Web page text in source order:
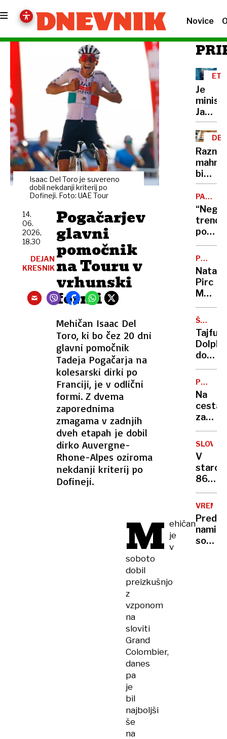
Novice
Isaac Del Toro je suvereno
dobil nekdanji kriterij po
Dofineji. Foto: UAE Tour
Pogačarjev
glavni
pomočnik
na Touru v
vrhunski
formi
Mehičan Isaac Del
Toro, ki bo čez 20 dni
glavni pomočnik
Tadeja Pogačarja na
kolesarski dirki po
Franciji, je v odlični
formi. Z dvema
zaporednima
zmagama v zadnjih
dveh etapah je dobil
dirko Auvergne-
Rhone-Alpes oziroma
nekdanji kriterij po
Dofineji.
14.
06.
2026,
18.30
DEJAN
KRESNIK
M ehičan
je
v
soboto
dobil
preizkušnjo
z
vzponom
na
sloviti
Grand
Colombier,
danes
pa
je
bil
najboljši
še
na
Je
Janez
Cigler
Kralj
le
ali
Razni
bi
kar
PADEC
trend
porabe
piva
se
ne
bo
na
noben
način”
PO
NESREČI
Nataša
Pirc
Musar:
"Težko
mi
je,
zelo
težko.
Pa
ne
samo
zaradi
sebe"
TEŽAVE
Tajfun
več
kot
milijon
ljudi,
1400
letov
Na
cestah
Kje
boste
stali
v
koloni?
SLOVO
V
86
let
umrl
trener
Don
Nelson
VREME
Pred
nami
so